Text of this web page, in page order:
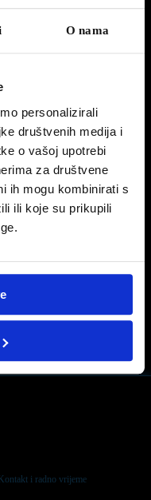
O nama
personalizirali
društvenih medija i
o vašoj upotrebi
za društvene
ih mogu kombinirati s
ili koje su prikupili
dio svake aktivnosti na otvorenom je
Kontakt i radno vrijeme